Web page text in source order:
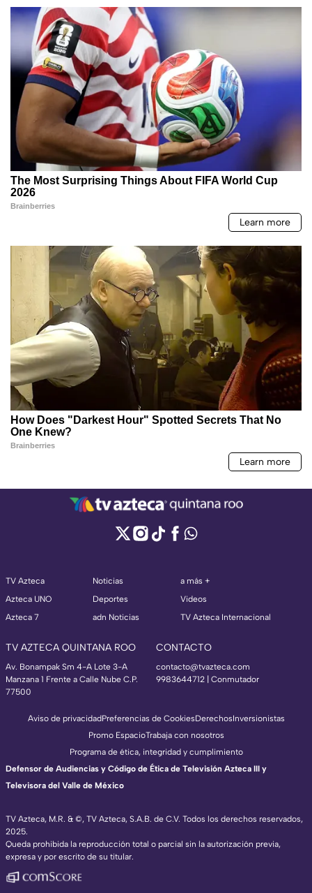
TV Azteca
Azteca UNO
Azteca 7
Noticias
Deportes
adn Noticias
a más +
Videos
TV Azteca Internacional
TV AZTECA QUINTANA ROO
Av. Bonampak Sm 4-A Lote 3-A
Manzana 1 Frente a Calle Nube C.P.
77500
CONTACTO
contacto@tvazteca.com
9983644712 | Conmutador
TV Azteca, M.R. & ©, TV Azteca, S.A.B. de C.V. Todos los derechos reservados,
2025.
Queda prohibida la reproducción total o parcial sin la autorización previa,
expresa y por escrito de su titular.
Aviso de privacidadPreferencias de CookiesDerechosInversionistas
Promo EspacioTrabaja con nosotros
Programa de ética, integridad y cumplimiento
Defensor de Audiencias y Código de Ética de Televisión Azteca III y
Televisora del Valle de México